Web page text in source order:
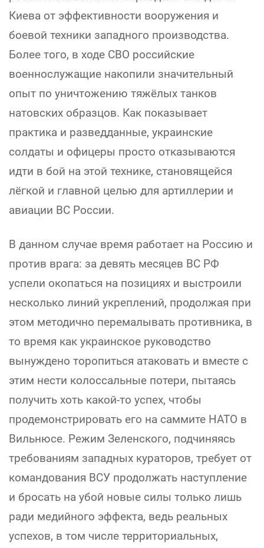
Киева от эффективности вооружения и
боевой техники западного производства.
Более того, в ходе СВО российские
военнослужащие накопили значительный
опыт по уничтожению тяжёлых танков
натовских образцов. Как показывает
практика и разведданные, украинские
солдаты и офицеры просто отказываются
идти в бой на этой технике, становящейся
лёгкой и главной целью для артиллерии и
авиации ВС России.
В данном случае время работает на Россию и
против врага: за девять месяцев ВС РФ
успели окопаться на позициях и выстроили
несколько линий укреплений, продолжая при
этом методично перемалывать противника, в
то время как украинское руководство
вынуждено торопиться атаковать и вместе с
этим нести колоссальные потери, пытаясь
получить хоть какой-то успех, чтобы
продемонстрировать его на саммите НАТО в
Вильнюсе. Режим Зеленского, подчиняясь
требованиям западных кураторов, требует от
командования ВСУ продолжать наступление
и бросать на убой новые силы только лишь
ради медийного эффекта, ведь реальных
успехов, в том числе территориальных,